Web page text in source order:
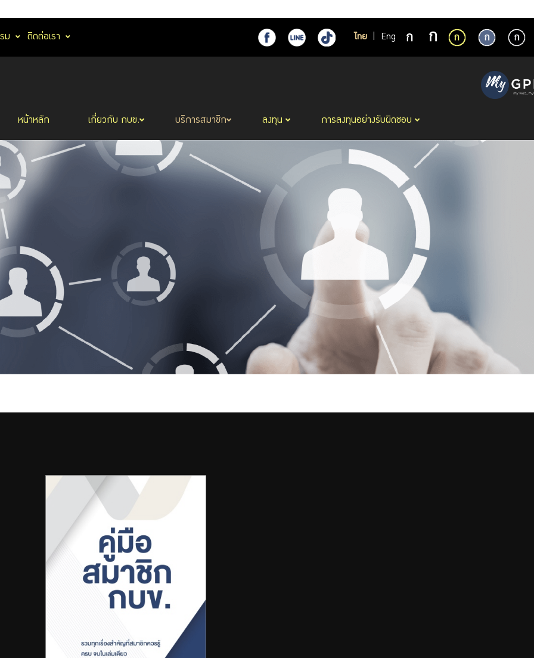
ไทย Eng
ม ติดต่อเรา
หน้าหลัก เกี่ยวกับ กบข. บริการสมาชิก ลงทุน การลงทุนอย่างรับผิดชอบ